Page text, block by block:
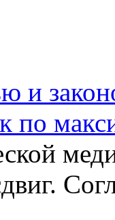
по